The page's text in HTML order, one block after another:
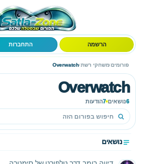
הרשמה התחברות
פורומים›משחקי רשת›
Overwatch
Overwatch
6נושאים 7הודעות
נושאים